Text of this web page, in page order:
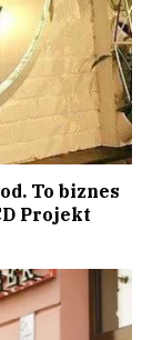
To biznes
Projekt